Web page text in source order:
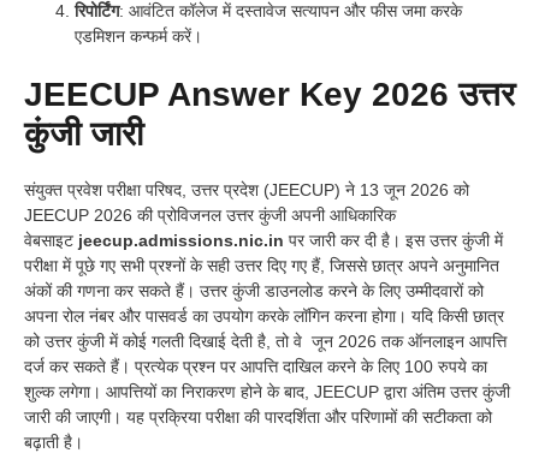
रिपोर्टिंग: आवंटित कॉलेज में दस्तावेज सत्यापन और फीस जमा करके
एडमिशन कन्फर्म करें।
JEECUP Answer Key 2026 उत्तर
कुंजी जारी
संयुक्त प्रवेश परीक्षा परिषद, उत्तर प्रदेश (JEECUP) ने 13 जून 2026 को
JEECUP 2026 की प्रोविजनल उत्तर कुंजी अपनी आधिकारिक
वेबसाइट jeecup.admissions.nic.in पर जारी कर दी है। इस उत्तर कुंजी में
परीक्षा में पूछे गए सभी प्रश्नों के सही उत्तर दिए गए हैं, जिससे छात्र अपने अनुमानित
अंकों की गणना कर सकते हैं। उत्तर कुंजी डाउनलोड करने के लिए उम्मीदवारों को
अपना रोल नंबर और पासवर्ड का उपयोग करके लॉगिन करना होगा। यदि किसी छात्र
को उत्तर कुंजी में कोई गलती दिखाई देती है, तो वे जून 2026 तक ऑनलाइन आपत्ति
दर्ज कर सकते हैं। प्रत्येक प्रश्न पर आपत्ति दाखिल करने के लिए 100 रुपये का
शुल्क लगेगा। आपत्तियों का निराकरण होने के बाद, JEECUP द्वारा अंतिम उत्तर कुंजी
जारी की जाएगी। यह प्रक्रिया परीक्षा की पारदर्शिता और परिणामों की सटीकता को
बढ़ाती है।